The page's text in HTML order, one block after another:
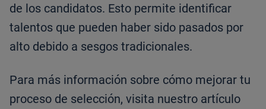
de los candidatos. Esto permite identificar
talentos que pueden haber sido pasados por
alto debido a sesgos tradicionales.
Para más información sobre cómo mejorar tu
proceso de selección, visita nuestro artículo